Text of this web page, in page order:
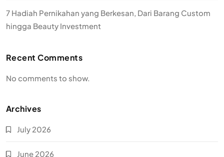
7 Hadiah Pernikahan yang Berkesan, Dari Barang Custom
hingga Beauty Investment
Recent Comments
No comments to show.
Archives
July 2026
June 2026